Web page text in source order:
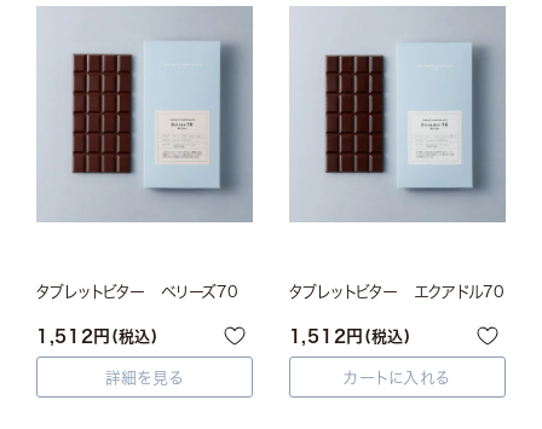
タブレットビター ベリーズ70
1,512 税込
詳細を見る
タブレットビター エクアドル70
1,512 税込
カートに入れる